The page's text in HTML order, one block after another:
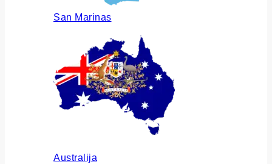
San Marinas
Australija